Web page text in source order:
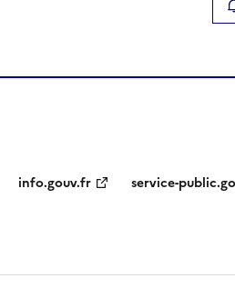
de la page dans le presse-
info.gouv.fr service-